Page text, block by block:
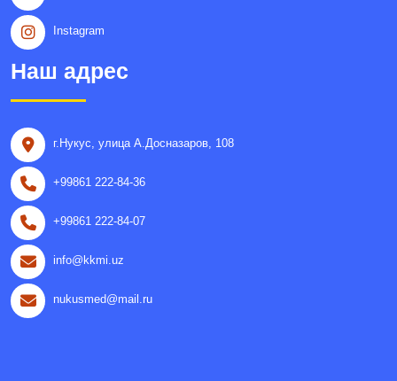
Instagram
Наш адрес
г.Нукус, улица A.Досназаров, 108
+99861 222-84-36
+99861 222-84-07
info@kkmi.uz
nukusmed@mail.ru